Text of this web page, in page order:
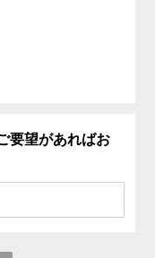
要望があればお